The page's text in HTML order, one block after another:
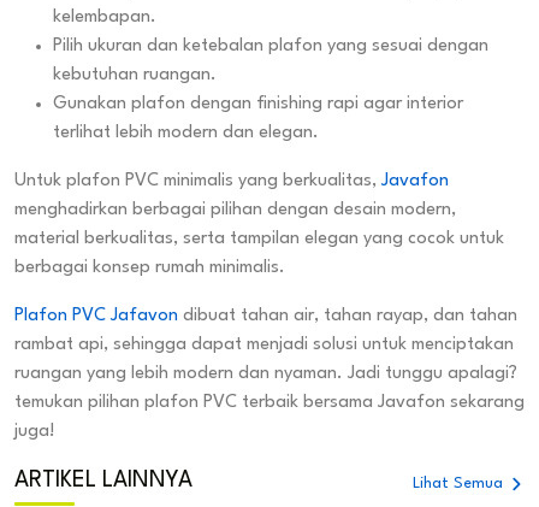
kelembapan.
Pilih ukuran dan ketebalan plafon yang sesuai dengan
kebutuhan ruangan.
Gunakan plafon dengan finishing rapi agar interior
terlihat lebih modern dan elegan.
Untuk plafon PVC minimalis yang berkualitas, Javafon
menghadirkan berbagai pilihan dengan desain modern,
material berkualitas, serta tampilan elegan yang cocok untuk
berbagai konsep rumah minimalis.
Plafon PVC Jafavon dibuat tahan air, tahan rayap, dan tahan
rambat api, sehingga dapat menjadi solusi untuk menciptakan
ruangan yang lebih modern dan nyaman. Jadi tunggu apalagi?
temukan pilihan plafon PVC terbaik bersama Javafon sekarang
juga!
ARTIKEL LAINNYA Lihat Semua